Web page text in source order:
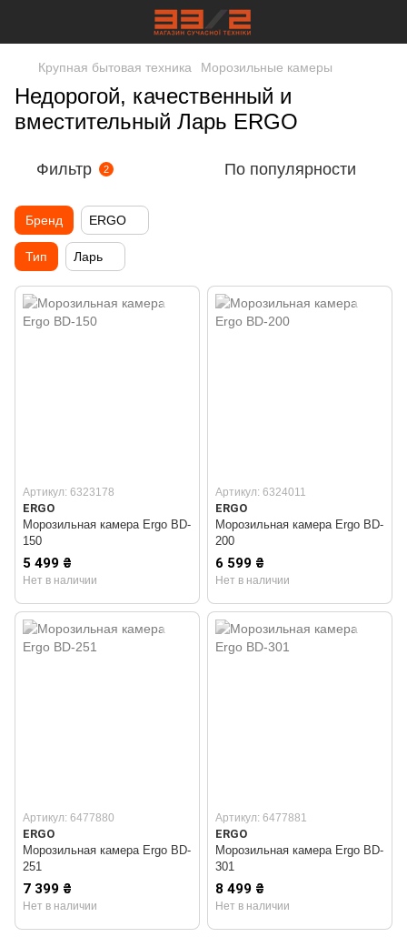
Крупная бытовая техника Морозильные камеры
Недорогой, качественный и
вместительный Ларь ERGO
Фильтр 2 По популярности
Бренд ERGO
Тип Ларь
Артикул: 6323178
ERGO
Морозильная камера Ergo BD-
150
5 499 ₴
Нет в наличии
Артикул: 6324011
ERGO
Морозильная камера Ergo BD-
200
6 599 ₴
Нет в наличии
Артикул: 6477880
ERGO
Морозильная камера Ergo BD-
251
7 399 ₴
Нет в наличии
Артикул: 6477881
ERGO
Морозильная камера Ergo BD-
301
8 499 ₴
Нет в наличии